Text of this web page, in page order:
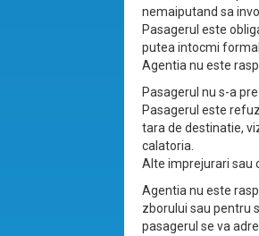
nemaiputand sa
Pasagerul este
putea intocmi
Agentia nu este
Pasagerul nu s-a
Pasagerul este
tara de destinatie,
calatoria.
Alte imprejurari sau
Agentia nu este
zborului sau pentru
pasagerul se va